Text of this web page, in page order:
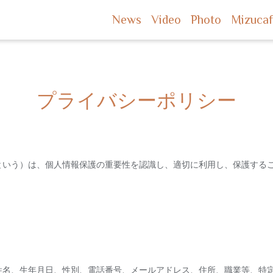
News Video Photo
プライバシーポリシー
う）は、個人情報保護の重要性を認識し、適切に利用し、保護する
、生年月日、性別、電話番号、メールアドレス、住所、職業等、特